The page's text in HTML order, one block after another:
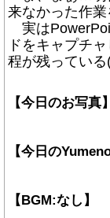
来なかった作業
実は
ドをキャプチ
程が残ってい
【今日のお写真】
【今日の
【BGM:なし】